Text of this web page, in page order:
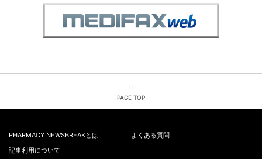
PAGE TOP
PHARMACY NEWSBREAKとは
よくある質問
記事利用について